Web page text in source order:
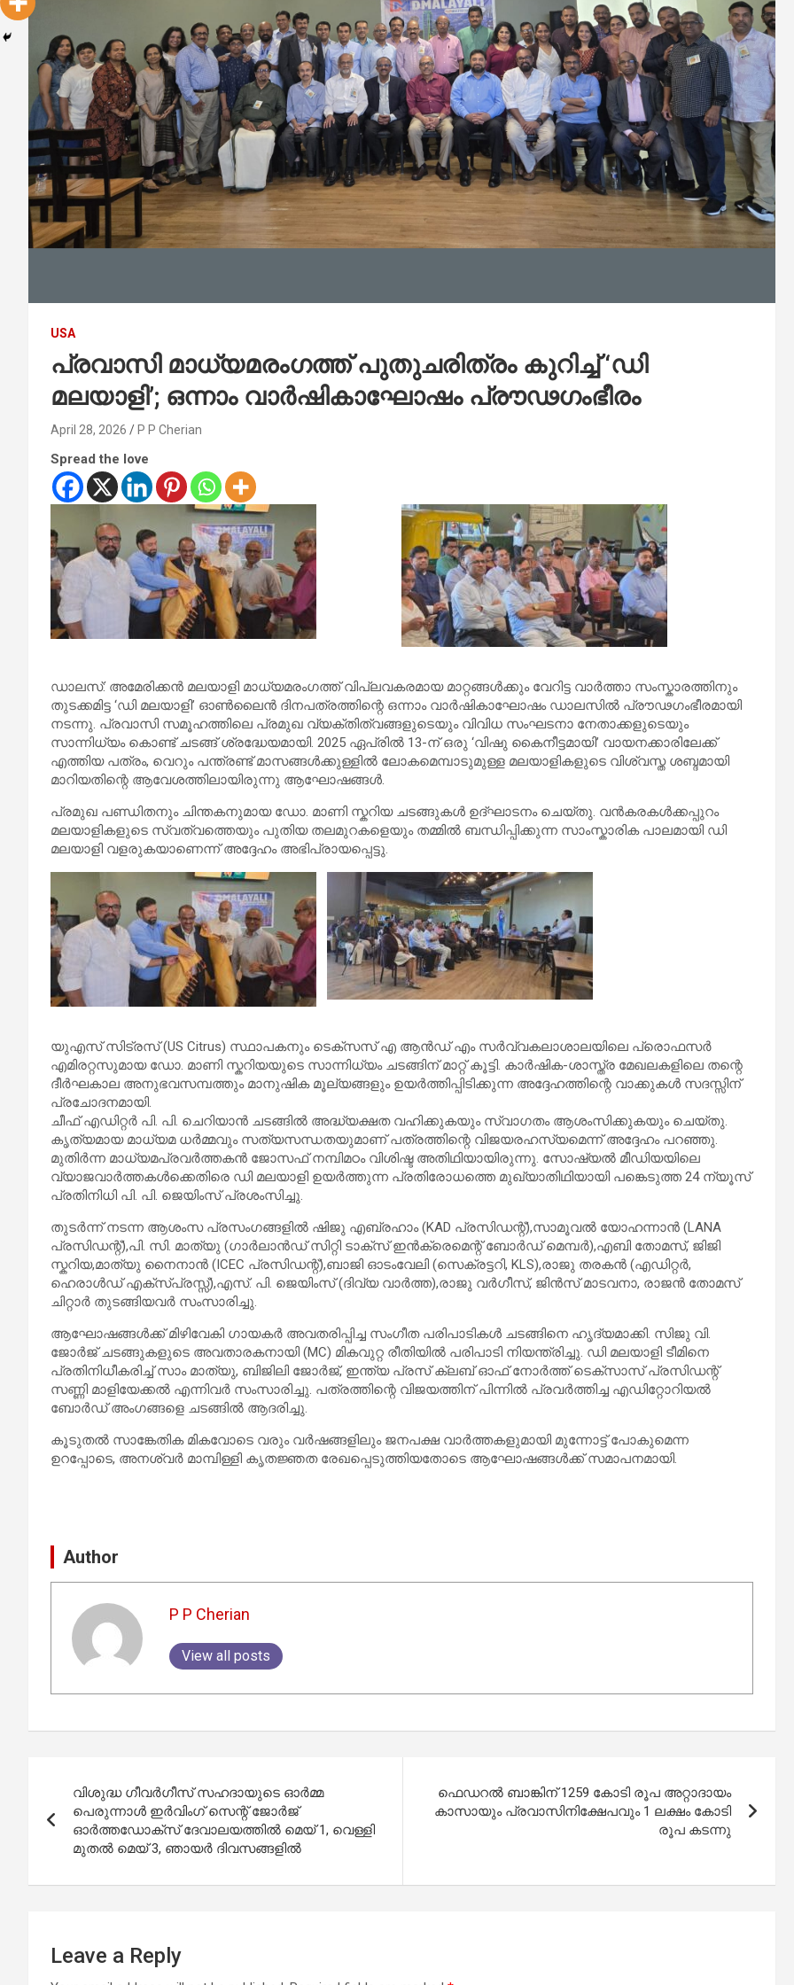
USA
പ്രവാസി മാധ്യമരംഗത്ത് പുതുചരിത്രം കുറിച്ച് ‘ഡി
മലയാളി’; ഒന്നാം വാർഷികാഘോഷം പ്രൗഢഗംഭീരം
April 28, 2026 P P Cherian
Spread the love
ഡാലസ്: അമേരിക്കൻ മലയാളി മാധ്യമരംഗത്ത് വിപ്ലവകരമായ മാറ്റങ്ങൾക്കും വേറിട്ട വാർത്താ സംസ്കാരത്തിനും
തുടക്കമിട്ട ‘ഡി മലയാളി’ ഓൺലൈൻ ദിനപത്രത്തിന്റെ ഒന്നാം വാർഷികാഘോഷം ഡാലസിൽ പ്രൗഢഗംഭീരമായി
നടന്നു. പ്രവാസി സമൂഹത്തിലെ പ്രമുഖ വ്യക്തിത്വങ്ങളുടെയും വിവിധ സംഘടനാ നേതാക്കളുടെയും
സാന്നിധ്യം കൊണ്ട് ചടങ്ങ് ശ്രദ്ധേയമായി. 2025 ഏപ്രിൽ 13-ന് ഒരു ‘വിഷു കൈനീട്ടമായി’ വായനക്കാരിലേക്ക്
എത്തിയ പത്രം, വെറും പന്ത്രണ്ട് മാസങ്ങൾക്കുള്ളിൽ ലോകമെമ്പാടുമുള്ള മലയാളികളുടെ വിശ്വസ്ത ശബ്ദമായി
മാറിയതിന്റെ ആവേശത്തിലായിരുന്നു ആഘോഷങ്ങൾ.
പ്രമുഖ പണ്ഡിതനും ചിന്തകനുമായ ഡോ. മാണി സ്കറിയ ചടങ്ങുകൾ ഉദ്ഘാടനം ചെയ്തു. വൻകരകൾക്കപ്പുറം
മലയാളികളുടെ സ്വത്വത്തെയും പുതിയ തലമുറകളെയും തമ്മിൽ ബന്ധിപ്പിക്കുന്ന സാംസ്കാരിക പാലമായി ഡി
മലയാളി വളരുകയാണെന്ന് അദ്ദേഹം അഭിപ്രായപ്പെട്ടു.
യുഎസ് സിട്രസ് (US Citrus) സ്ഥാപകനും ടെക്സസ് എ ആൻഡ് എം സർവ്വകലാശാലയിലെ പ്രൊഫസർ
എമിരറ്റസുമായ ഡോ. മാണി സ്കറിയയുടെ സാന്നിധ്യം ചടങ്ങിന് മാറ്റ് കൂട്ടി. കാർഷിക-ശാസ്ത്ര മേഖലകളിലെ തന്റെ
ദീർഘകാല അനുഭവസമ്പത്തും മാനുഷിക മൂല്യങ്ങളും ഉയർത്തിപ്പിടിക്കുന്ന അദ്ദേഹത്തിന്റെ വാക്കുകൾ സദസ്സിന്
പ്രചോദനമായി.
ചീഫ് എഡിറ്റർ പി. പി. ചെറിയാൻ ചടങ്ങിൽ അദ്ധ്യക്ഷത വഹിക്കുകയും സ്വാഗതം ആശംസിക്കുകയും ചെയ്തു.
കൃത്യമായ മാധ്യമ ധർമ്മവും സത്യസന്ധതയുമാണ് പത്രത്തിന്റെ വിജയരഹസ്യമെന്ന് അദ്ദേഹം പറഞ്ഞു.
മുതിർന്ന മാധ്യമപ്രവർത്തകൻ ജോസഫ് നമ്പിമഠം വിശിഷ്ട അതിഥിയായിരുന്നു. സോഷ്യൽ മീഡിയയിലെ
വ്യാജവാർത്തകൾക്കെതിരെ ഡി മലയാളി ഉയർത്തുന്ന പ്രതിരോധത്തെ മുഖ്യാതിഥിയായി പങ്കെടുത്ത 24 ന്യൂസ്
പ്രതിനിധി പി. പി. ജെയിംസ് പ്രശംസിച്ചു.
തുടർന്ന് നടന്ന ആശംസ പ്രസംഗങ്ങളിൽ ഷിജു എബ്രഹാം (KAD പ്രസിഡന്റ്‌),സാമൂവൽ യോഹന്നാൻ (LANA
പ്രസിഡന്റ്‌),പി. സി. മാത്യു (ഗാർലാൻഡ് സിറ്റി ടാക്സ്‌ ഇൻക്രെമെന്റ് ബോർഡ് മെമ്പർ),എബി തോമസ്, ജിജി
സ്കറിയ,മാത്യു നൈനാൻ (ICEC പ്രസിഡന്റ്‌),ബാജി ഓടംവേലി (സെക്രട്ടറി, KLS),രാജു തരകൻ (എഡിറ്റർ,
ഹെരാൾഡ് എക്സ്പ്രസ്സ്‌),എസ്. പി. ജെയിംസ് (ദിവ്യ വാർത്ത),രാജു വർഗീസ്, ജിൻസ് മാടവനാ, രാജൻ തോമസ്
ചിറ്റാർ തുടങ്ങിയവർ സംസാരിച്ചു.
ആഘോഷങ്ങൾക്ക് മിഴിവേകി ഗായകർ അവതരിപ്പിച്ച സംഗീത പരിപാടികൾ ചടങ്ങിനെ ഹൃദ്യമാക്കി. സിജു വി.
ജോർജ് ചടങ്ങുകളുടെ അവതാരകനായി (MC) മികവുറ്റ രീതിയിൽ പരിപാടി നിയന്ത്രിച്ചു. ഡി മലയാളി ടീമിനെ
പ്രതിനിധീകരിച്ച് സാം മാത്യു, ബിജിലി ജോർജ്, ഇന്ത്യ പ്രസ് ക്ലബ്‌ ഓഫ് നോർത്ത് ടെക്സാസ് പ്രസിഡന്റ്
സണ്ണി മാളിയേക്കൽ എന്നിവർ സംസാരിച്ചു. പത്രത്തിന്റെ വിജയത്തിന് പിന്നിൽ പ്രവർത്തിച്ച എഡിറ്റോറിയൽ
ബോർഡ് അംഗങ്ങളെ ചടങ്ങിൽ ആദരിച്ചു.
കൂടുതൽ സാങ്കേതിക മികവോടെ വരും വർഷങ്ങളിലും ജനപക്ഷ വാർത്തകളുമായി മുന്നോട്ട് പോകുമെന്ന
ഉറപ്പോടെ, അനശ്വർ മാമ്പിള്ളി കൃതജ്ഞത രേഖപ്പെടുത്തിയതോടെ ആഘോഷങ്ങൾക്ക് സമാപനമായി.
Author
P P Cherian
View all posts
navigation
വിശുദ്ധ ഗീവര്‍ഗീസ് സഹദായുടെ ഓര്‍മ്മ
പെരുന്നാള്‍ ഇര്‍വിംഗ് സെന്റ് ജോര്‍ജ്
ഓര്‍ത്തഡോക്‌സ് ദേവാലയത്തില്‍ മെയ് 1, വെള്ളി
മുതല്‍ മെയ് 3, ഞായർ ദിവസങ്ങളിൽ
ഫെഡറൽ ബാങ്കിന് 1259 കോടി രൂപ അറ്റാദായം
കാസായും പ്രവാസിനിക്ഷേപവും 1 ലക്ഷം കോടി
രൂപ കടന്നു
Leave a Reply